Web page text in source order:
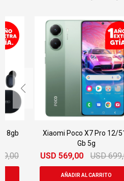
Xiaomi Poco X7 Pro 12/512
USD 569,00 USD 699,00